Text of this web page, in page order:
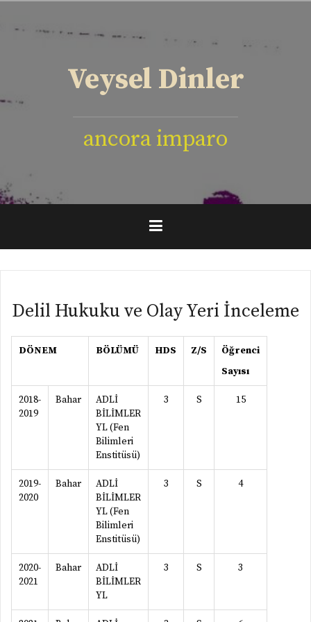
Veysel Dinler
ancora imparo
Delil Hukuku ve Olay Yeri İnceleme
DÖNEM BÖLÜMÜ HDS Z/S
Öğrenci
Sayısı
2018-
2019
Bahar
ADLİ
BİLİMLER
YL (Fen
Bilimleri
Enstitüsü)
3 S 15
2019-
2020
Bahar
ADLİ
BİLİMLER
YL (Fen
Bilimleri
Enstitüsü)
3 S 4
2020-
2021
Bahar
ADLİ
BİLİMLER
YL
3 S 3